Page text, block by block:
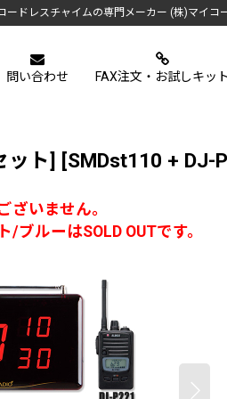
ードレスチャイムの専門メーカー (株)マイコ
問い合わせ FAX注文・お試しキット
ット] [SMDst110 + DJ-
ざいません。
ブルーはSOLD OUTです。